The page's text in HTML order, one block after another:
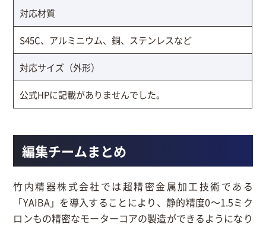
対応材質
S45C、アルミニウム、銅、ステンレスなど
対応サイズ（外形）
公式HPに記載がありませんでした。
編集チームまとめ
竹内精器株式会社では超精密金属加工技術である
「YAIBA」を導入することにより、静的精度0～1.5ミク
ロンもの精密なモーターコアの製造ができるようになり